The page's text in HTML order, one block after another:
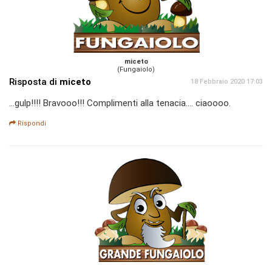
miceto
(Fungaiolo)
Risposta di miceto 18 Febbraio 2020 17:03
...gulp!!!! Bravooo!!! Complimenti alla tenacia.... ciaoooo.
Rispondi